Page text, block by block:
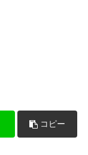
コピー